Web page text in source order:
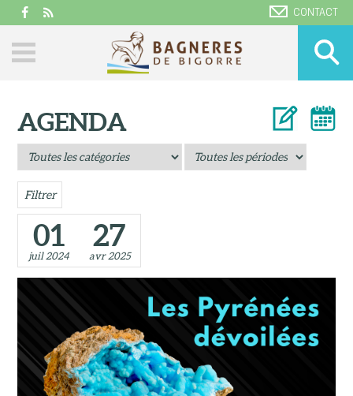
CONTACT
AGENDA
Filtrer
01
juil 2024
27
avr 2025